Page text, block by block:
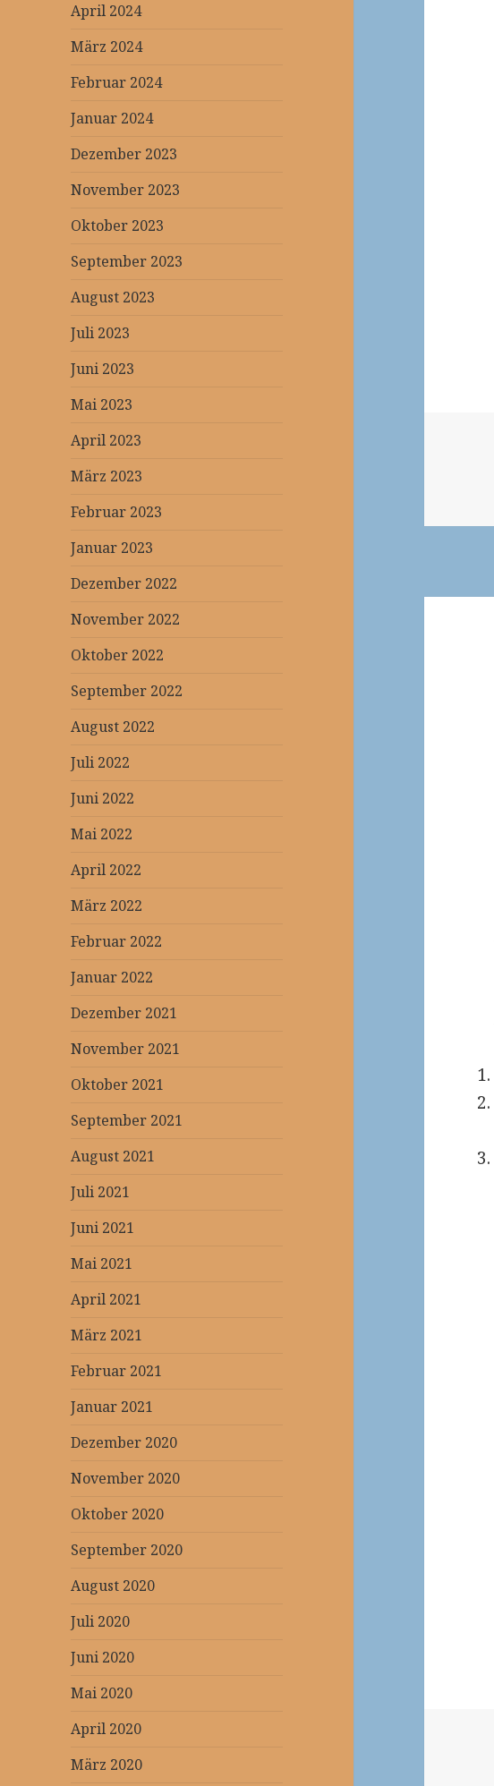
April 2024
März 2024
Februar 2024
Januar 2024
Dezember 2023
November 2023
Oktober 2023
September 2023
August 2023
Juli 2023
Juni 2023
Mai 2023
April 2023
März 2023
Februar 2023
Januar 2023
Dezember 2022
November 2022
Oktober 2022
September 2022
August 2022
Juli 2022
Juni 2022
Mai 2022
April 2022
März 2022
Februar 2022
Januar 2022
Dezember 2021
November 2021
Oktober 2021
September 2021
August 2021
Juli 2021
Juni 2021
Mai 2021
April 2021
März 2021
Februar 2021
Januar 2021
Dezember 2020
November 2020
Oktober 2020
September 2020
August 2020
Juli 2020
Juni 2020
Mai 2020
April 2020
März 2020